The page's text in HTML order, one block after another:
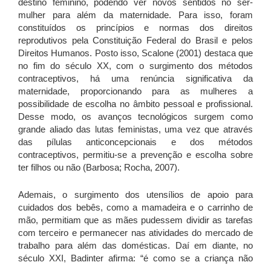
destino feminino, podendo ver novos sentidos no ser-
mulher para além da maternidade. Para isso, foram
constituídos os princípios e normas dos direitos
reprodutivos pela Constituição Federal do Brasil e pelos
Direitos Humanos. Posto isso, Scalone (2001) destaca que
no fim do século XX, com o surgimento dos métodos
contraceptivos, há uma renúncia significativa da
maternidade, proporcionando para as mulheres a
possibilidade de escolha no âmbito pessoal e profissional.
Desse modo, os avanços tecnológicos surgem como
grande aliado das lutas feministas, uma vez que através
das pílulas anticoncepcionais e dos métodos
contraceptivos, permitiu-se a prevenção e escolha sobre
ter filhos ou não (Barbosa; Rocha, 2007).
Ademais, o surgimento dos utensílios de apoio para
cuidados dos bebês, como a mamadeira e o carrinho de
mão, permitiam que as mães pudessem dividir as tarefas
com terceiro e permanecer nas atividades do mercado de
trabalho para além das domésticas. Daí em diante, no
século XXI, Badinter afirma: “é como se a criança não